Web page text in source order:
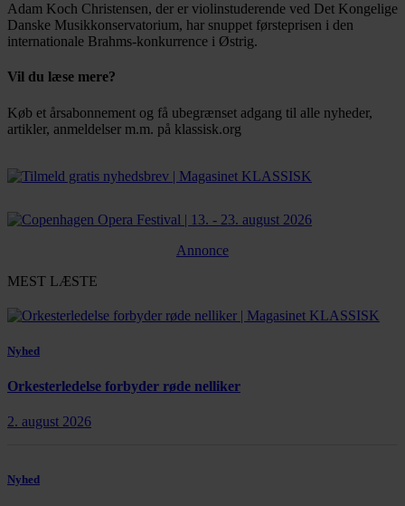
Adam Koch Christensen, der er violinstuderende ved Det Kongelige
Danske Musikkonservatorium, har snuppet førsteprisen i den
internationale Brahms-konkurrence i Østrig.
Vil du læse mere?
Køb et årsabonnement og få ubegrænset adgang til alle nyheder,
artikler, anmeldelser m.m. på klassisk.org
Annonce
MEST LÆSTE
Nyhed
Orkesterledelse forbyder røde nelliker
2. august 2026
Nyhed